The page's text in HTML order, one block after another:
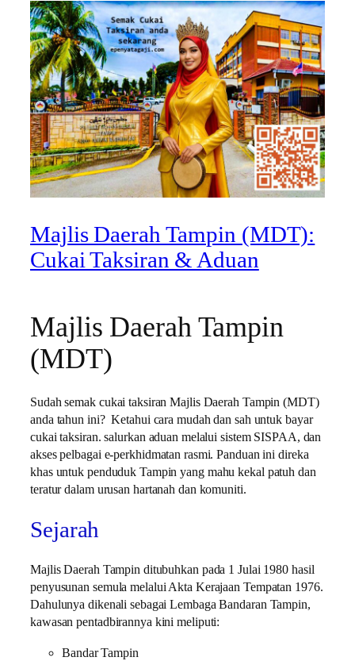
Majlis Daerah Tampin (MDT):
Cukai Taksiran & Aduan
Majlis Daerah Tampin
(MDT)
Sudah semak cukai taksiran Majlis Daerah Tampin (MDT)
anda tahun ini? Ketahui cara mudah dan sah untuk bayar
cukai taksiran. salurkan aduan melalui sistem SISPAA, dan
akses pelbagai e-perkhidmatan rasmi. Panduan ini direka
khas untuk penduduk Tampin yang mahu kekal patuh dan
teratur dalam urusan hartanah dan komuniti.
Sejarah
Majlis Daerah Tampin ditubuhkan pada 1 Julai 1980 hasil
penyusunan semula melalui Akta Kerajaan Tempatan 1976.
Dahulunya dikenali sebagai Lembaga Bandaran Tampin,
kawasan pentadbirannya kini meliputi:
Bandar Tampin